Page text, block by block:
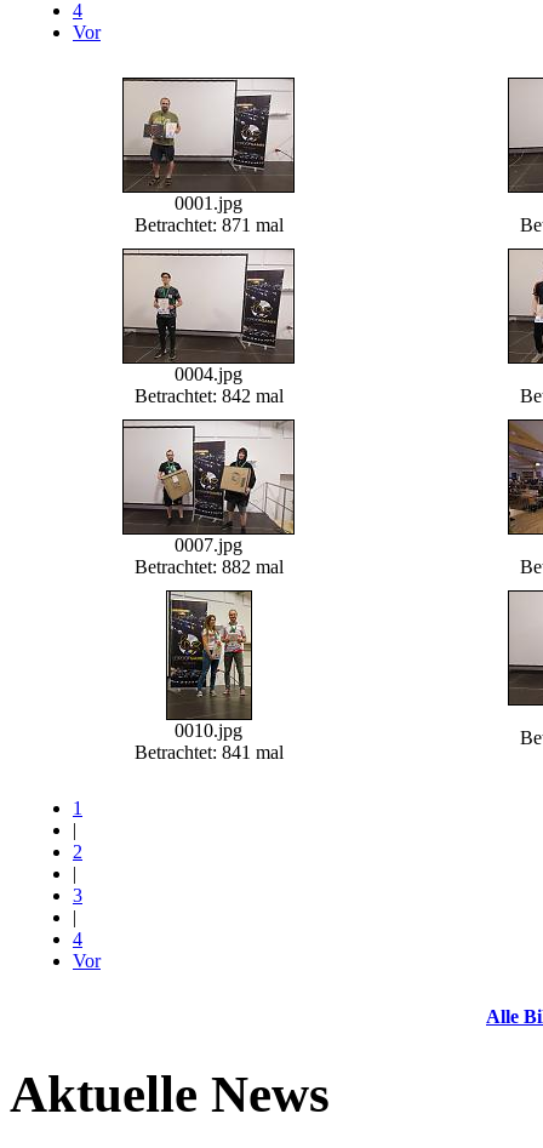
4
Vor
0001.jpg
Betrachtet: 871 mal
0004.jpg
Betrachtet: 842 mal
0007.jpg
Betrachtet: 882 mal
0010.jpg
Betrachtet: 841 mal
1
|
2
|
3
|
4
Vor
Alle
Aktuelle News